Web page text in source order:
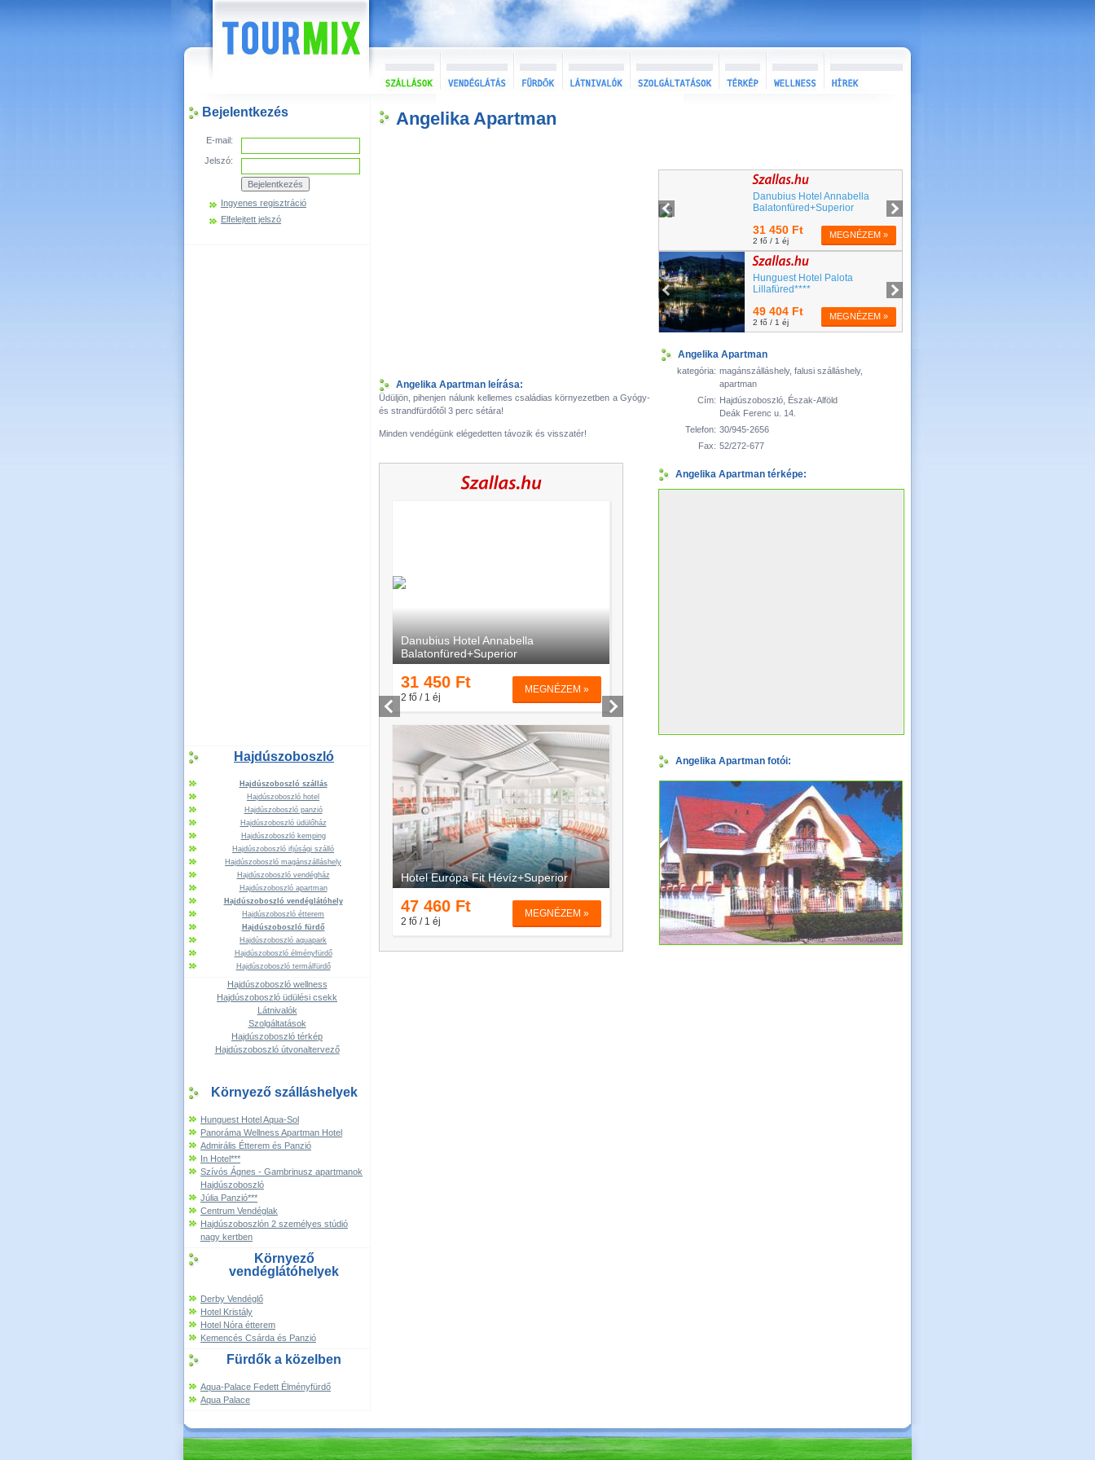
Bejelentkezés
E-mail:
Jelszó:
Ingyenes regisztráció
Elfelejtett jelszó
Hajdúszoboszló
Hajdúszoboszló szállás
Hajdúszoboszló hotel
Hajdúszoboszló panzió
Hajdúszoboszló üdülőház
Hajdúszoboszló kemping
Hajdúszoboszló ifjúsági szálló
Hajdúszoboszló magánszálláshely
Hajdúszoboszló vendégház
Hajdúszoboszló apartman
Hajdúszoboszló vendéglátóhely
Hajdúszoboszló étterem
Hajdúszoboszló fürdő
Hajdúszoboszló aquapark
Hajdúszoboszló élményfürdő
Hajdúszoboszló termálfürdő
Hajdúszoboszló wellness
Hajdúszoboszló üdülési csekk
Látnivalók
Szolgáltatások
Hajdúszoboszló térkép
Hajdúszoboszló útvonaltervező
Környező szálláshelyek
Hunguest Hotel Aqua-Sol
Panoráma Wellness Apartman Hotel
Admirális Étterem és Panzió
In Hotel***
Szívós Ágnes - Gambrinusz apartmanok
Hajdúszoboszló
Júlia Panzió***
Centrum Vendéglak
Hajdúszoboszlón 2 személyes stúdió
nagy kertben
Környező
vendéglátóhelyek
Derby Vendéglő
Hotel Kristály
Hotel Nóra étterem
Kemencés Csárda és Panzió
Fürdők a közelben
Aqua-Palace Fedett Élményfürdő
Aqua Palace
Angelika Apartman
Angelika Apartman
kategória: magánszálláshely, falusi szálláshely,
apartman
Cím: Hajdúszoboszló, Észak-Alföld
Deák Ferenc u. 14.
Telefon: 30/945-2656
Fax: 52/272-677
Angelika Apartman térképe:
Angelika Apartman fotói:
Angelika Apartman leírása:
Üdüljön, pihenjen nálunk kellemes családias környezetben a Gyógy-
és strandfürdőtől 3 perc sétára!
Minden vendégünk elégedetten távozik és visszatér!